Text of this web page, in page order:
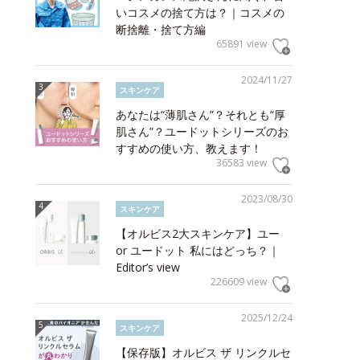
いコスメの捨て方は？｜コスメの
断捨離・捨て方編
65891 view
2024/11/27
スキンケア
あなたは“薄肌さん”？それとも“厚
肌さん”？ユードットシリーズのお
すすめの使い方、教えます！
36583 view
2023/08/30
スキンケア
【オルビス2大スキンケア】ユー
or ユードット 私にはどっち？｜
Editor’s view
226609 view
2025/12/24
スキンケア
【保存版】オルビス ザ リンクルセ